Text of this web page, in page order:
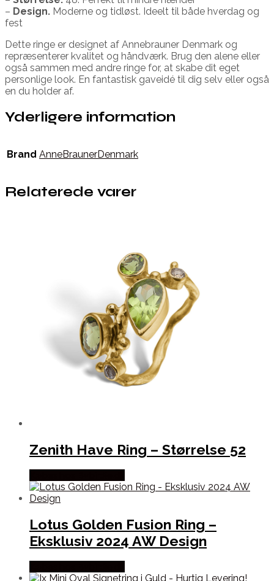
– Design. Moderne og tidløst. Ideelt til både hverdag og
fest
Dette ringe er designet af Annebrauner Denmark og
repræsenterer kvalitet og håndværk. Brug den alene eller
også sammen med andre ringe for, at skabe dit eget
personlige look. En fantastisk gaveidé til dig selv eller også
en du holder af.
Yderligere information
Brand AnneBraunerDenmark
Relaterede varer
Zenith Have Ring – Størrelse 52
Lotus Golden Fusion Ring –
Eksklusiv 2024 AW Design